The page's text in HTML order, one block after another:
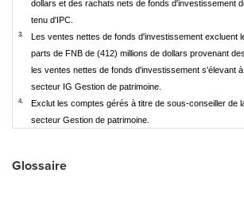
dollars et des rachats nets de fonds d'investissement
tenu d'IPC.
3.
Les ventes nettes de fonds d'investissement excluent
parts de FNB de (412) millions de dollars provenant
les ventes nettes de fonds d'investissement s'élevant
secteur IG Gestion de patrimoine.
4.
Exclut les comptes gérés à titre de sous-conseiller de
secteur Gestion de patrimoine.
Glossaire